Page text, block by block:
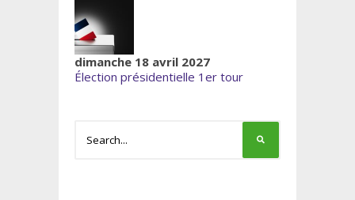
dimanche 18 avril 2027
Élection présidentielle 1er tour